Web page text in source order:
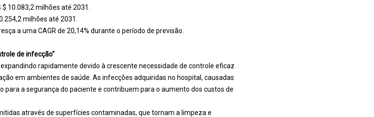
10.083,2 milhões até 2031.
milhões até 2031.
a uma CAGR de 20,14% durante o período de previsão.
de infecção"
rapidamente devido à crescente necessidade de controle eficaz
em ambientes de saúde. As infecções adquiridas no hospital, causadas
para a segurança do paciente e contribuem para o aumento dos custos de
através de superfícies contaminadas, que tornam a limpeza e